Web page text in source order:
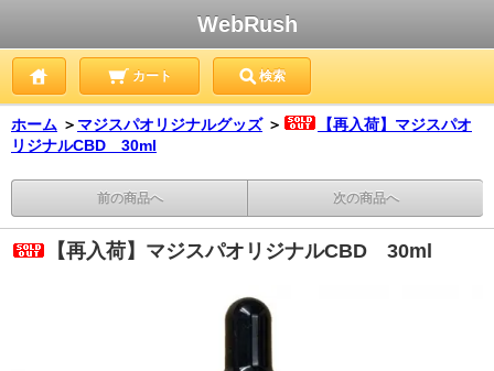
WebRush
カート 検索
ホーム ＞ マジスパオリジナルグッズ ＞
【再入荷】マジスパオ
リジナルCBD 30ml
前の商品へ 次の商品へ
【再入荷】マジスパオリジナルCBD 30ml